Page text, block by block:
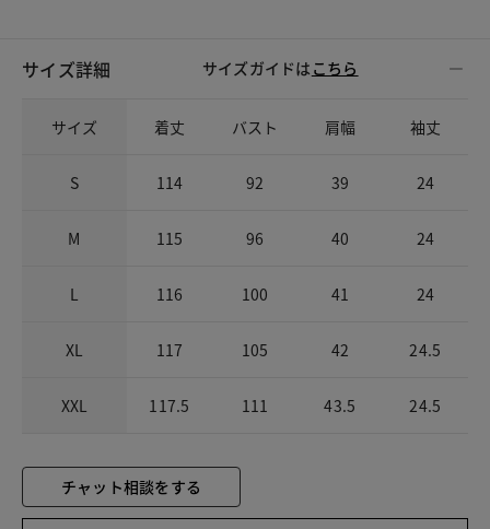
サイズ詳細 サイズガイドは こちら
サイズ 着丈 バスト 肩幅 袖丈
S 114 92 39 24
M 115 96 40 24
L 116 100 41 24
XL 117 105 42 24.5
XXL 117.5 111 43.5 24.5
チャット相談をする